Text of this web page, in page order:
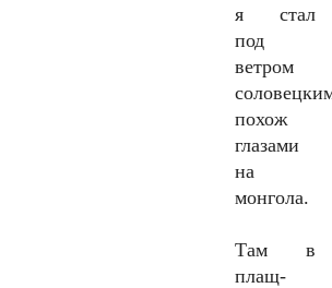
я стал
под
ветром
похож
глазами
на
монгола.
Там в
плащ-